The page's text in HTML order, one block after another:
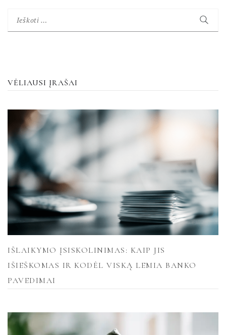
Ieškoti:
VĖLIAUSI ĮRAŠAI
IŠLAIKYMO ĮSISKOLINIMAS: KAIP JIS
IŠIEŠKOMAS IR KODĖL VISKĄ LEMIA BANKO
PAVEDIMAI